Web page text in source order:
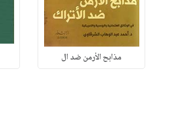
مذابح الأرمن ضد ال